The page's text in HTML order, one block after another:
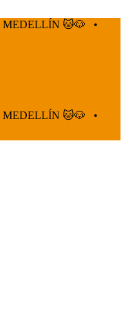
MEDELLÍN 🐱🐶
•
MEDELLÍN 🐱🐶
•